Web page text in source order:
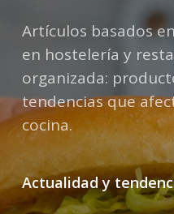
Artículos basados
en hostelería y
organizada:
tendencias que
cocina.
Actualidad y